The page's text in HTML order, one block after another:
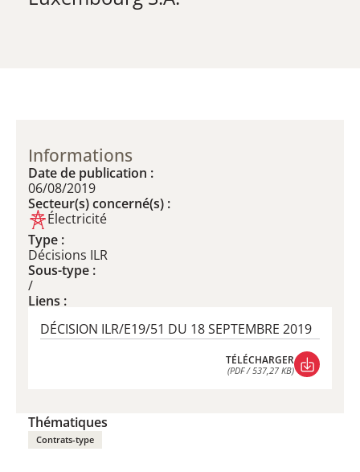
Informations
Date de publication :
06/08/2019
Secteur(s) concerné(s) :
Électricité
Type :
Décisions ILR
Sous-type :
/
Liens :
DÉCISION ILR/E19/51 DU 18 SEPTEMBRE 2019
TÉLÉCHARGER
(PDF / 537,27 KB)
Thématiques
Contrats-type